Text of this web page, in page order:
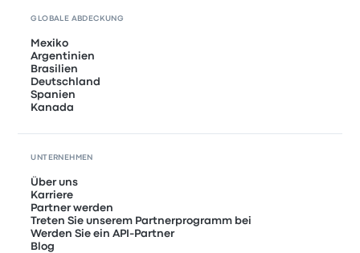
GLOBALE ABDECKUNG
Mexiko
Argentinien
Brasilien
Deutschland
Spanien
Kanada
UNTERNEHMEN
Über uns
Karriere
Partner werden
Treten Sie unserem Partnerprogramm bei
Werden Sie ein API-Partner
Blog